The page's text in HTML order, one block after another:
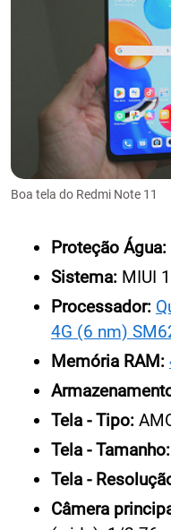
Boa tela do Redmi Note 11
Proteção Água:
Sistema: MIUI
Processador:
4G (6 nm)
Memória RAM:
Tela - Tipo:
Tela - Tamanho:
Tela -
Câmera